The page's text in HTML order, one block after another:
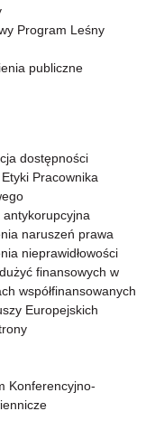
Program Leśny
publiczne
dostępności
Pracownika
antykorupcyjna
naruszeń prawa
nieprawidłowości
finansowych w
współfinansowanych
Europejskich
Konferencyjno-